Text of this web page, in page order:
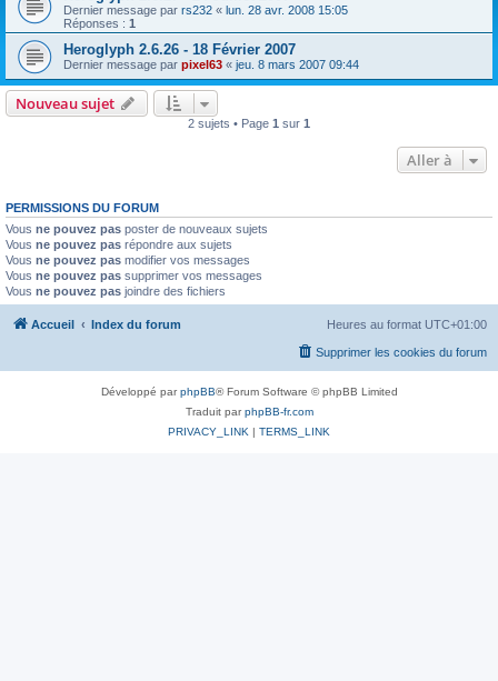
Dernier message par rs232 « lun. 28 avr. 2008 15:05
Réponses : 1
Heroglyph 2.6.26 - 18 Février 2007
Dernier message par pixel63 « jeu. 8 mars 2007 09:44
Nouveau sujet
2 sujets • Page 1 sur 1
Aller à
PERMISSIONS DU FORUM
Vous ne pouvez pas poster de nouveaux sujets
Vous ne pouvez pas répondre aux sujets
Vous ne pouvez pas modifier vos messages
Vous ne pouvez pas supprimer vos messages
Vous ne pouvez pas joindre des fichiers
Accueil Index du forum Heures au format UTC+01:00
Supprimer les cookies du forum
Développé parphpBB® Forum Software © phpBB Limited
Traduit parphpBB-fr.com
PRIVACY_LINK | TERMS_LINK